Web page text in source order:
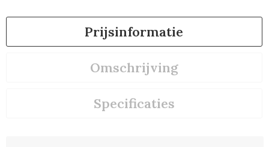
Prijsinformatie
Omschrijving
Specificaties